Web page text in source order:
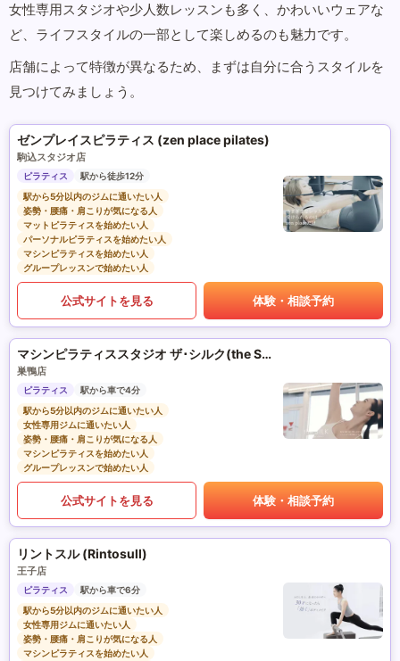
女性専用スタジオや少人数レッスンも多く、かわいいウェアな
ど、ライフスタイルの一部として楽しめるのも魅力です。
店舗によって特徴が異なるため、まずは自分に合うスタイルを
見つけてみましょう。
ゼンプレイスピラティス (zen place pilates)
駒込スタジオ店
ピラティス
駅から徒歩12分
駅から5分以内のジムに通いたい人
姿勢・腰痛・肩こりが気になる人
マットピラティスを始めたい人
パーソナルピラティスを始めたい人
マシンピラティスを始めたい人
グループレッスンで始めたい人
公式サイトを見る 体験・相談予約
マシンピラティススタジオ ザ･シルク(the SILK)
巣鴨店
ピラティス
駅から車で4分
駅から5分以内のジムに通いたい人
女性専用ジムに通いたい人
姿勢・腰痛・肩こりが気になる人
マシンピラティスを始めたい人
グループレッスンで始めたい人
公式サイトを見る 体験・相談予約
リントスル (Rintosull)
王子店
ピラティス
駅から車で6分
駅から5分以内のジムに通いたい人
女性専用ジムに通いたい人
姿勢・腰痛・肩こりが気になる人
マシンピラティスを始めたい人